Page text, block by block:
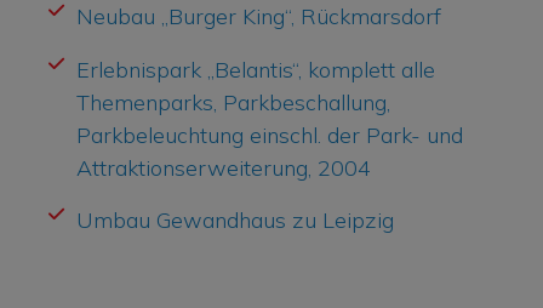
Neubau „Burger King“, Rückmarsdorf
Erlebnispark „Belantis“, komplett alle
Themenparks, Parkbeschallung,
Parkbeleuchtung einschl. der Park- und
Attraktionserweiterung, 2004
Umbau Gewandhaus zu Leipzig